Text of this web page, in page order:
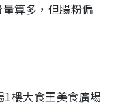
算多，但腸粉偏
樓大食王美食廣場